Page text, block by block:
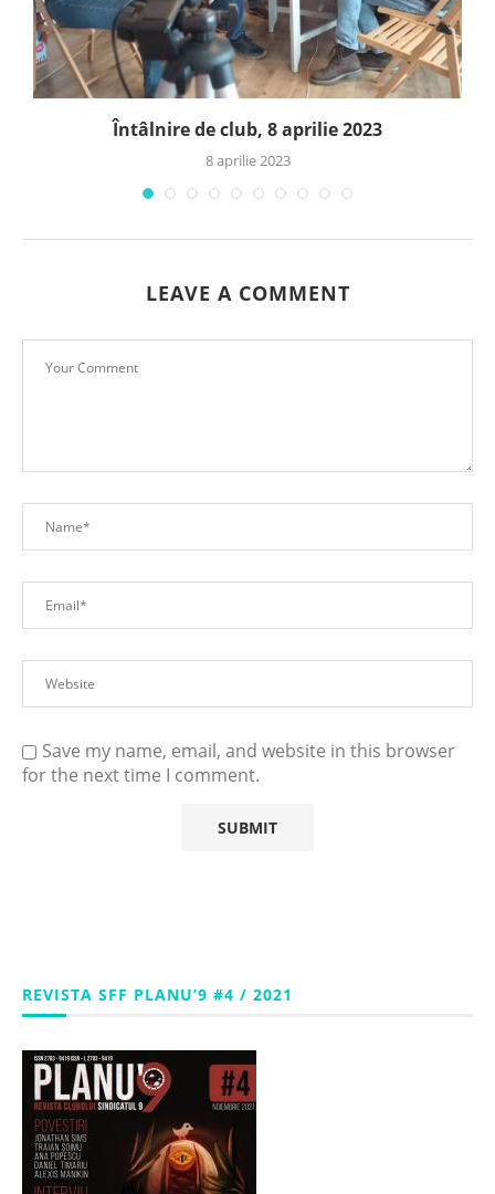
Întâlnire de club, 8 aprilie 2023
8 aprilie 2023
LEAVE A COMMENT
Save my name, email, and website in this browser
for the next time I comment.
REVISTA SFF PLANU’9 #4 / 2021